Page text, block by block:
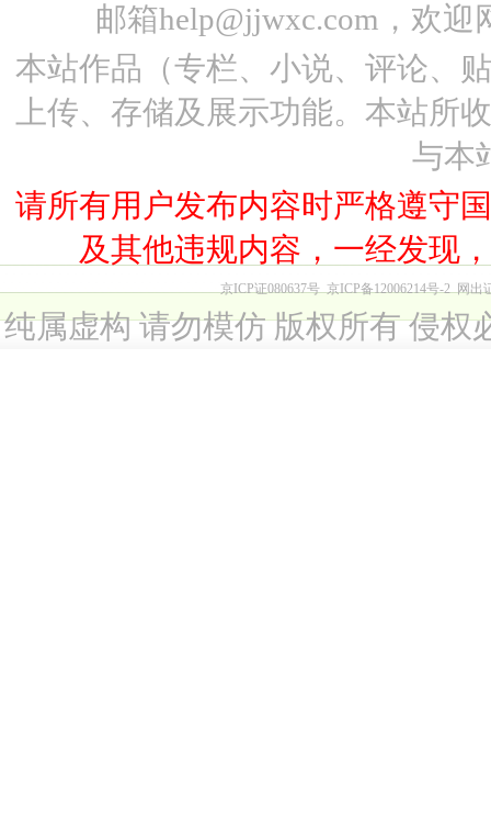
邮箱help@jjwxc.com，欢
本站作品（专栏、小说、评论、
上传、存储及展示功能。本站所
与本
请所有用户发布内容时严格遵守
及其他违规内容，一经发现
京ICP证080637号 京ICP备12006214号-2 网出
纯属虚构 请勿模仿 版权所有 侵权